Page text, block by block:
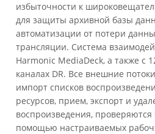
избыточности к
для защиты архивной базы
автоматизации от потери
трансляции. Система
Harmonic MediaDeck, а также с
каналах DR. Все внешние
импорт списков
ресурсов, прием, экспорт и
воспроизведения,
помощью настраиваемых